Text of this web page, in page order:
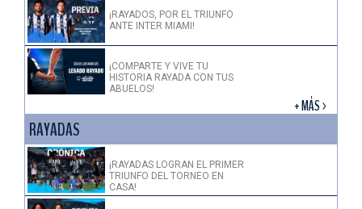
¡RAYADOS, POR EL TRIUNFO
ANTE INTER MIAMI!
¡COMPARTE Y VIVE TU
HISTORIA RAYADA CON TUS
ABUELOS!
+ MÁS >
RAYADAS
¡RAYADAS LOGRAN EL PRIMER
TRIUNFO DEL TORNEO EN
CASA!